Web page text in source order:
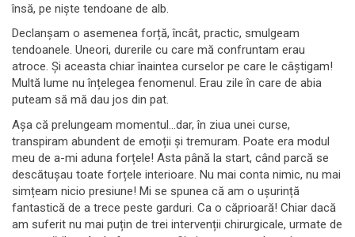
însă, pe niște tendoane de alb.
Declanșam o asemenea forță, încât, practic, smulgeam
tendoanele. Uneori, durerile cu care mă confruntam erau
atroce. Și aceasta chiar înaintea curselor pe care le câștigam!
Multă lume nu înțelegea fenomenul. Erau zile în care de abia
puteam să mă dau jos din pat.
Așa că prelungeam momentul...dar, în ziua unei curse,
transpiram abundent de emoții și tremuram. Poate era modul
meu de a-mi aduna forțele! Asta până la start, când parcă se
descătușau toate forțele interioare. Nu mai conta nimic, nu mai
simțeam nicio presiune! Mi se spunea că am o ușurință
fantastică de a trece peste garduri. Ca o căprioară! Chiar dacă
am suferit nu mai puțin de trei intervenții chirurgicale, urmate de